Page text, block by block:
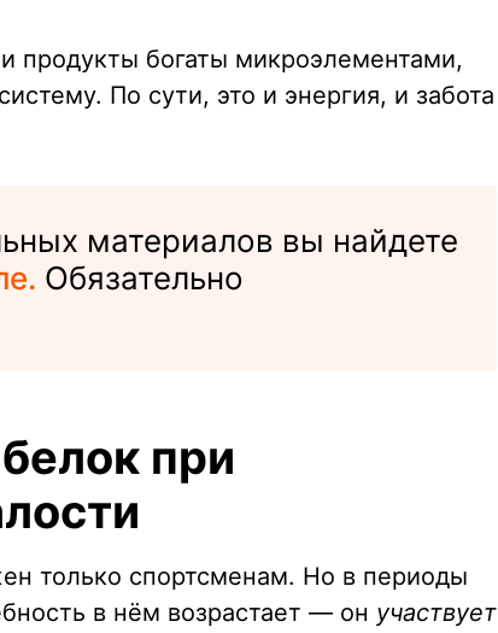
продукты богаты микроэлементами,
По сути, это и энергия, и забота
материалов вы найдете
Обязательно
при
только спортсменам. Но в периоды
в нём возрастает — он участвует